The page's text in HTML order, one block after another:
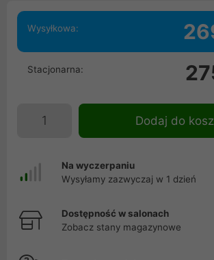
Wysyłkowa:
Stacjonarna:
Dodaj do
Na wyczerpaniu
Wysyłamy zazwyczaj w 1 dzień
Dostępność w salonach
Zobacz stany magazynowe